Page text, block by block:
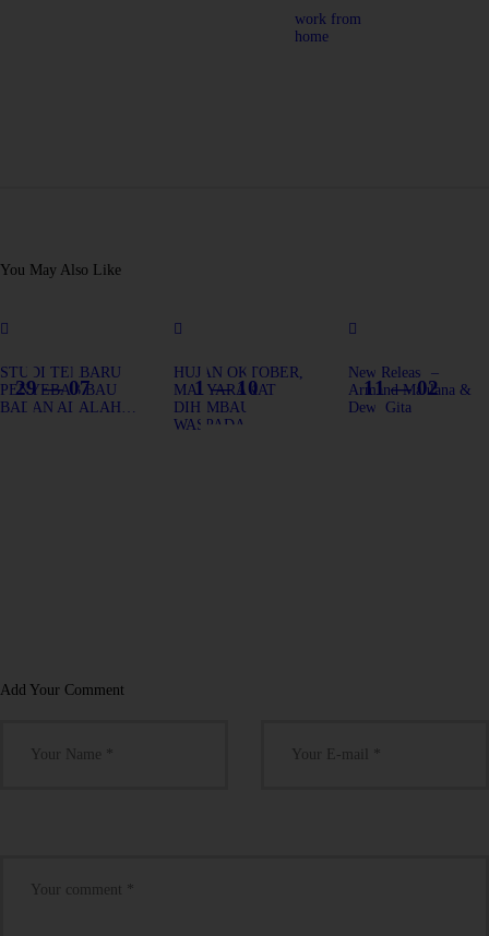
work from
home
You May Also Like
29 — 07
STUDI TERBARU
PENYEBAB BAU
BADAN ADALAH…
1 — 10
HUJAN OKTOBER,
MASYARAKAT
DIHIMBAU
WASPADA
11 — 02
New Release –
Armand Maulana &
Dewi Gita
Add Your Comment